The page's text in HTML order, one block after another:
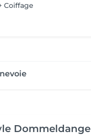
Coiffage
Dommeldange